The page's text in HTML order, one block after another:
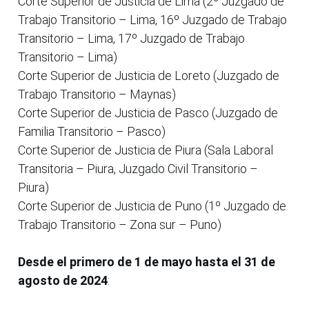
Trabajo Transitorio – Lima, 16º Juzgado de Trabajo
Transitorio – Lima, 17º Juzgado de Trabajo
Transitorio – Lima)
Corte Superior de Justicia de Loreto (Juzgado de
Trabajo Transitorio – Maynas)
Corte Superior de Justicia de Pasco (Juzgado de
Familia Transitorio – Pasco)
Corte Superior de Justicia de Piura (Sala Laboral
Transitoria – Piura, Juzgado Civil Transitorio –
Piura)
Corte Superior de Justicia de Puno (1º Juzgado de
Trabajo Transitorio – Zona sur – Puno)
Desde el primero de 1 de mayo hasta el 31 de
agosto de 2024: